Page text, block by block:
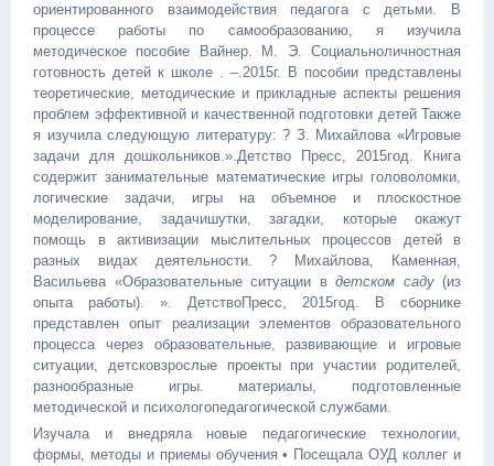
ориентированного взаимодействия педагога с детьми. В
процессе работы по самообразованию, я изучила
методическое пособие Вайнер. М. Э. Социально­личностная
готовность детей к школе . –.2015г. В пособии представлены
теоретические, методические и прикладные аспекты решения
проблем эффективной и качественной подготовки детей Также
я изучила следующую литературу: ? З. Михайлова «Игровые
задачи для дошкольников.».Детство­ Пресс, 2015год. Книга
содержит занимательные математические игры­ головоломки,
логические задачи, игры на объемное и плоскостное
моделирование, задачи­шутки, загадки, которые окажут
помощь в активизации мыслительных процессов детей в
разных видах деятельности. ? Михайлова, Каменная,
Васильева «Образовательные ситуации в детском саду(из
опыта работы). ». Детство­Пресс, 2015год. В сборнике
представлен опыт реализации элементов образовательного
процесса через образовательные, развивающие и игровые
ситуации, детско­взрослые проекты при участии родителей,
разнообразные игры. материалы, подготовленные
методической и психолого­педагогической службами.
Изучала и внедряла новые педагогические технологии,
формы, методы и приемы обучения • Посещала ОУД коллег и